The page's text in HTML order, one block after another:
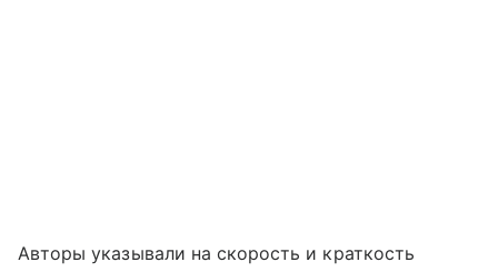
Авторы указывали на скорость и краткость